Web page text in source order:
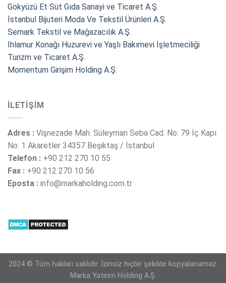
Gökyüzü Et Süt Gıda Sanayi ve Ticaret A.Ş.
İstanbul Bijuteri Moda Ve Tekstil Ürünleri A.Ş.
Semark Tekstil ve Mağazacılık A.Ş.
Ihlamur Konağı Huzurevi ve Yaşlı Bakımevi İşletmeciliği
Turizm ve Ticaret A.Ş.
Momentum Girişim Holding A.Ş.
İLETIŞIM
Adres : Vişnezade Mah. Süleyman Seba Cad. No: 79 İç Kapı
No: 1 Akaretler 34357 Beşiktaş / İstanbul
Telefon : +90 212 270 10 55
Fax : +90 212 270 10 56
Eposta : info@markaholding.com.tr
2024 © Tüm hakları saklıdır. İzinsiz hiçbir şekilde kopyalanamaz.
Marka Yatırım Holding A.Ş.